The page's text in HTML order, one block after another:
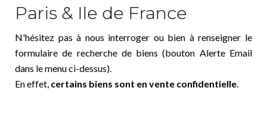
Paris & Ile de France
N'hésitez pas à nous interroger ou bien à renseigner le
formulaire de recherche de biens (bouton Alerte Email
dans le menu ci-dessus).
En effet, certains biens sont en vente confidentielle.